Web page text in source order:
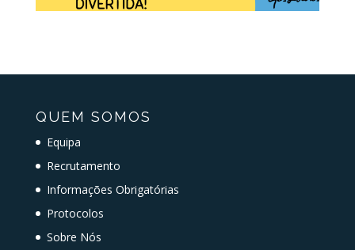
QUEM SOMOS
Equipa
Recrutamento
Informações Obrigatórias
Protocolos
Sobre Nós